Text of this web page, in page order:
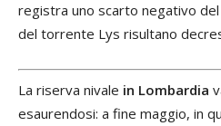
registra uno scarto negativo
del torrente Lys risultano
La riserva nivale in Lombardia
esaurendosi: a fine maggio, in